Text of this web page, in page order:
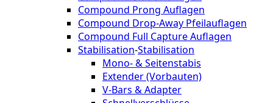
Compound Prong Auflagen
Compound Drop-Away Pfeilauflagen
Compound Full Capture Auflagen
Stabilisation-Stabilisation
Mono- & Seitenstabis
Extender (Vorbauten)
V-Bars & Adapter